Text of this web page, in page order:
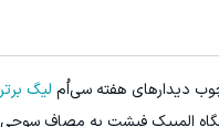
دیدارهای هفته سی‌اُم لیگ